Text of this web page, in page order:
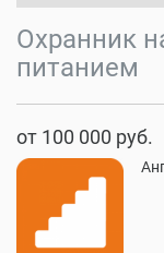
Охранник
питанием
от 100 000 руб.